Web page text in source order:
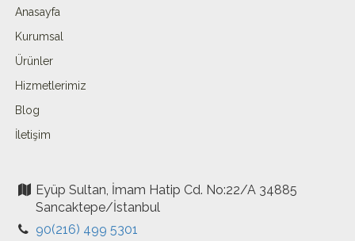
Anasayfa
Kurumsal
Ürünler
Hizmetlerimiz
Blog
İletişim
Eyüp Sultan, İmam Hatip Cd. No:22/A 34885
Sancaktepe/İstanbul
90(216) 499 5301